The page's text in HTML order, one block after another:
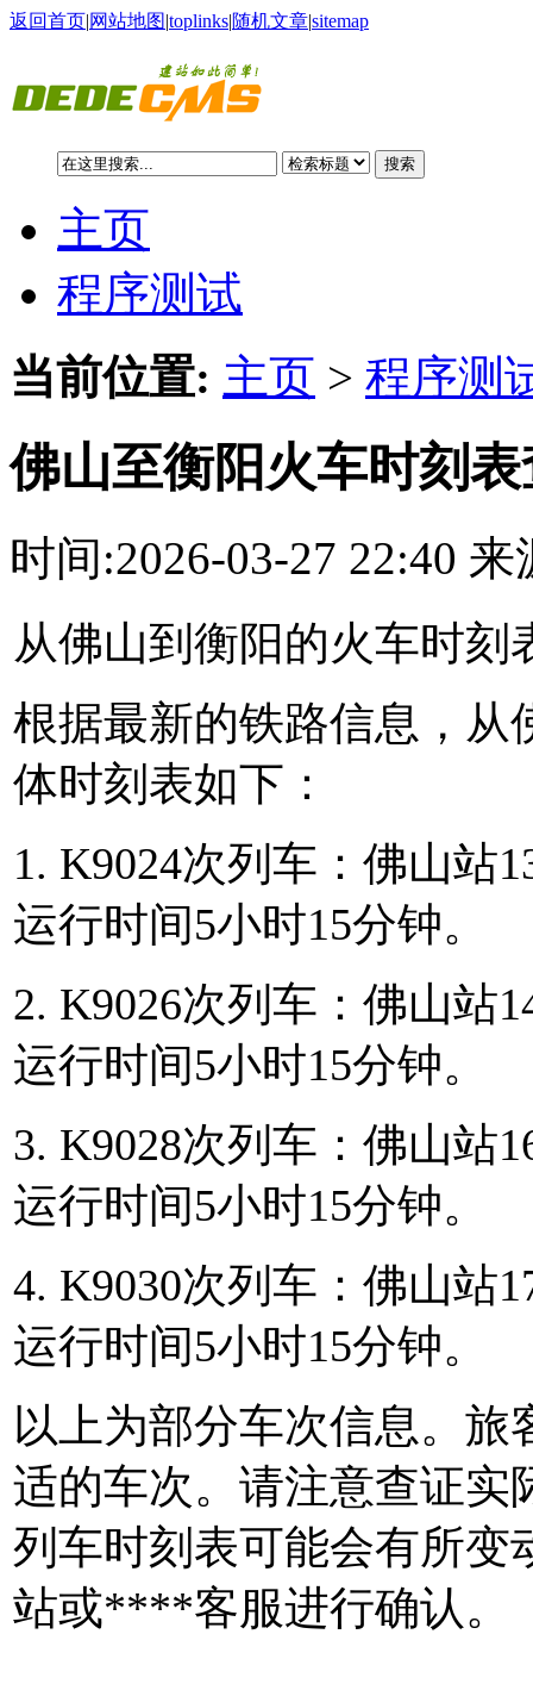
返回首页|网站地图|toplinks|随机文章|sitemap
搜索
主页
程序测试
当前位置: 主页 > 程序测
佛山至衡阳火车时刻
时间:2026-03-27 22:40
从佛山到衡阳的火车时刻
根据最新的铁路信息，从
体时刻表如下：
1. K9024次列车：佛山站
运行时间5小时15分钟。
2. K9026次列车：佛山站
运行时间5小时15分钟。
3. K9028次列车：佛山站
运行时间5小时15分钟。
4. K9030次列车：佛山站
运行时间5小时15分钟。
以上为部分车次信息。
适的车次。请注意查证实
列车时刻表可能会有所
站或****客服进行确认。